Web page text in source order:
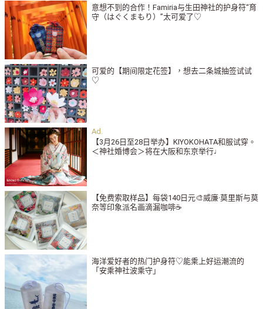
意想不到的合作！Famiria与生田神社的护身符“育
守（はぐくまもり）”太可爱了♡
可爱的【期间限定花签】，想去二条城抽签试试
♡
【3月26日至28日举办】KIYOKOHATA和服试穿。
＜神社婚博会＞将在大阪和东京举行♩
【免费索取样品】每袋140日元🎨威廉·莫里斯与莫
奈等印象派名画滴漏咖啡☕️
海洋爱好者的热门护身符♡能乘上好运潮流的
「安乘神社波乘守」